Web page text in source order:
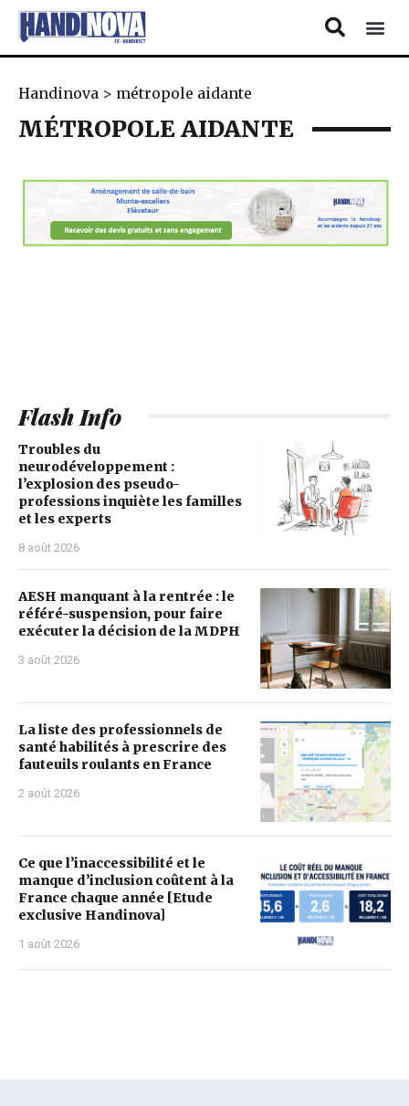
Handinova > métropole aidante
MÉTROPOLE AIDANTE
Flash Info
Troubles du
neurodéveloppement :
l’explosion des pseudo-
professions inquiète les familles
et les experts
8 août 2026
AESH manquant à la rentrée : le
référé-suspension, pour faire
exécuter la décision de la MDPH
3 août 2026
La liste des professionnels de
santé habilités à prescrire des
fauteuils roulants en France
2 août 2026
Ce que l’inaccessibilité et le
manque d’inclusion coûtent à la
France chaque année [Etude
exclusive Handinova]
1 août 2026